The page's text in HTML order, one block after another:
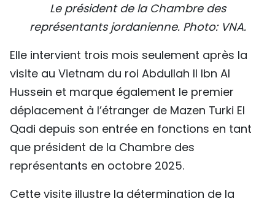
Le président de la Chambre des
représentants jordanienne. Photo: VNA.
Elle intervient trois mois seulement après la
visite au Vietnam du roi Abdullah II Ibn Al
Hussein et marque également le premier
déplacement à l’étranger de Mazen Turki El
Qadi depuis son entrée en fonctions en tant
que président de la Chambre des
représentants en octobre 2025.
Cette visite illustre la détermination de la